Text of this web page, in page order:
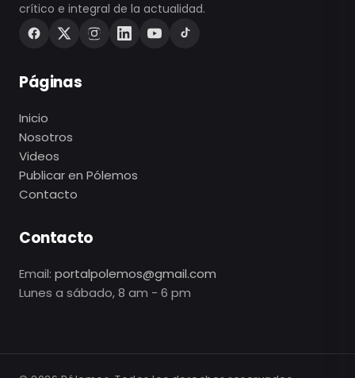
crítico e integral de la actualidad.
Páginas
Inicio
Nosotros
Videos
Publicar en Pólemos
Contacto
Contacto
Email: portalpolemos@gmail.com
Lunes a sábado, 8 am - 6 pm